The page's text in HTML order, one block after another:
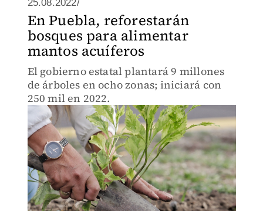
25.08.2022/
En Puebla, reforestarán
bosques para alimentar
mantos acuíferos
El gobierno estatal plantará 9 millones
de árboles en ocho zonas; iniciará con
250 mil en 2022.